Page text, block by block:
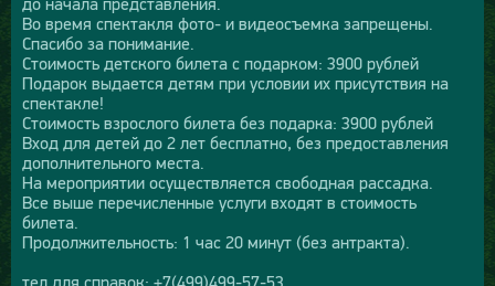
Во время спектакля фото- и видеосъемка запрещены.
Спасибо за понимание.
Стоимость детского билета с подарком: 3900 рублей
Подарок выдается детям при условии их присутствия на
спектакле!
Стоимость взрослого билета без подарка: 3900 рублей
Вход для детей до 2 лет бесплатно, без предоставления
дополнительного места.
На мероприятии осуществляется свободная рассадка.
Все выше перечисленные услуги входят в стоимость
билета.
Продолжительность: 1 час 20 минут (без антракта).
тел для справок: +7(499)499-57-53